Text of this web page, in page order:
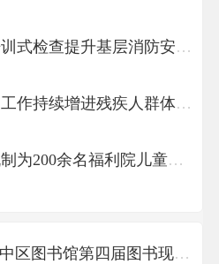
开展消防安全教学培训式检查提升基层消防安全管理水平
以精准培训护航调查工作持续增进残疾人群体福祉
探索志愿服务长效机制为200余名福利院儿童送上义剪服务
读者化身“选书官”渝中区图书馆第四届图书现采会举行